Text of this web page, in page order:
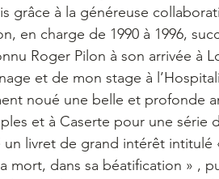
grâce à la généreuse
en charge de 1990 à 1996,
Roger Pilon à son arrivée à
et de mon stage à
noué une belle et profonde
et à Caserte pour une série
un livret de grand intérêt
mort, dans sa béatification » ,